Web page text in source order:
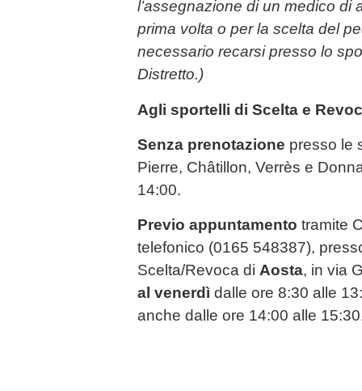
l’assegnazione di un medico di
prima volta o per la scelta del
necessario recarsi presso lo
Distretto.)
Agli sportelli di Scelta e
Senza prenotazione presso le
Pierre, Châtillon, Verrès e
14:00.
Previo appuntamento tramite
telefonico (0165 548387),
Scelta/Revoca di Aosta, in via
al venerdì dalle ore 8:30 alle
anche dalle ore 14:00 alle